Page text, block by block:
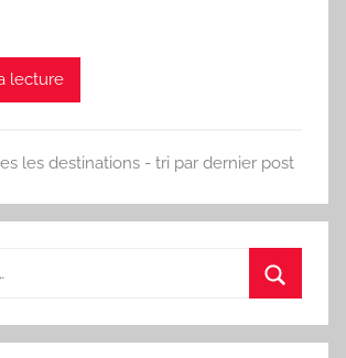
lecture
les destinations - tri par dernier post